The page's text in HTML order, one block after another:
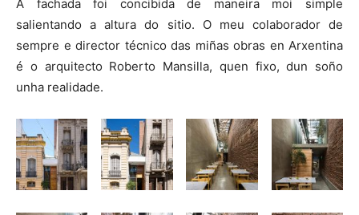
A fachada foi concibida de maneira moi simple
salientando a altura do sitio. O meu colaborador de
sempre e director técnico das miñas obras en Arxentina
é o arquitecto Roberto Mansilla, quen fixo, dun soño
unha realidade.